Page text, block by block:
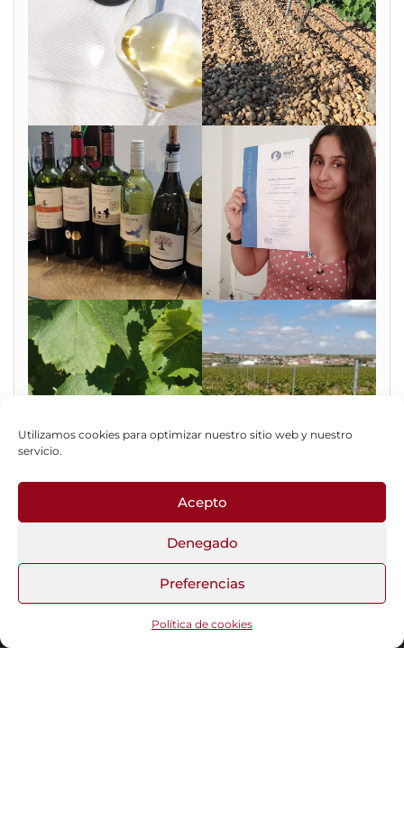
Utilizamos cookies para optimizar nuestro sitio web y nuestro
servicio.
Acepto
Denegado
Preferencias
Política de cookies
Fotos del Blog
Funciona gracias aWordPress |Tema:Head Blog